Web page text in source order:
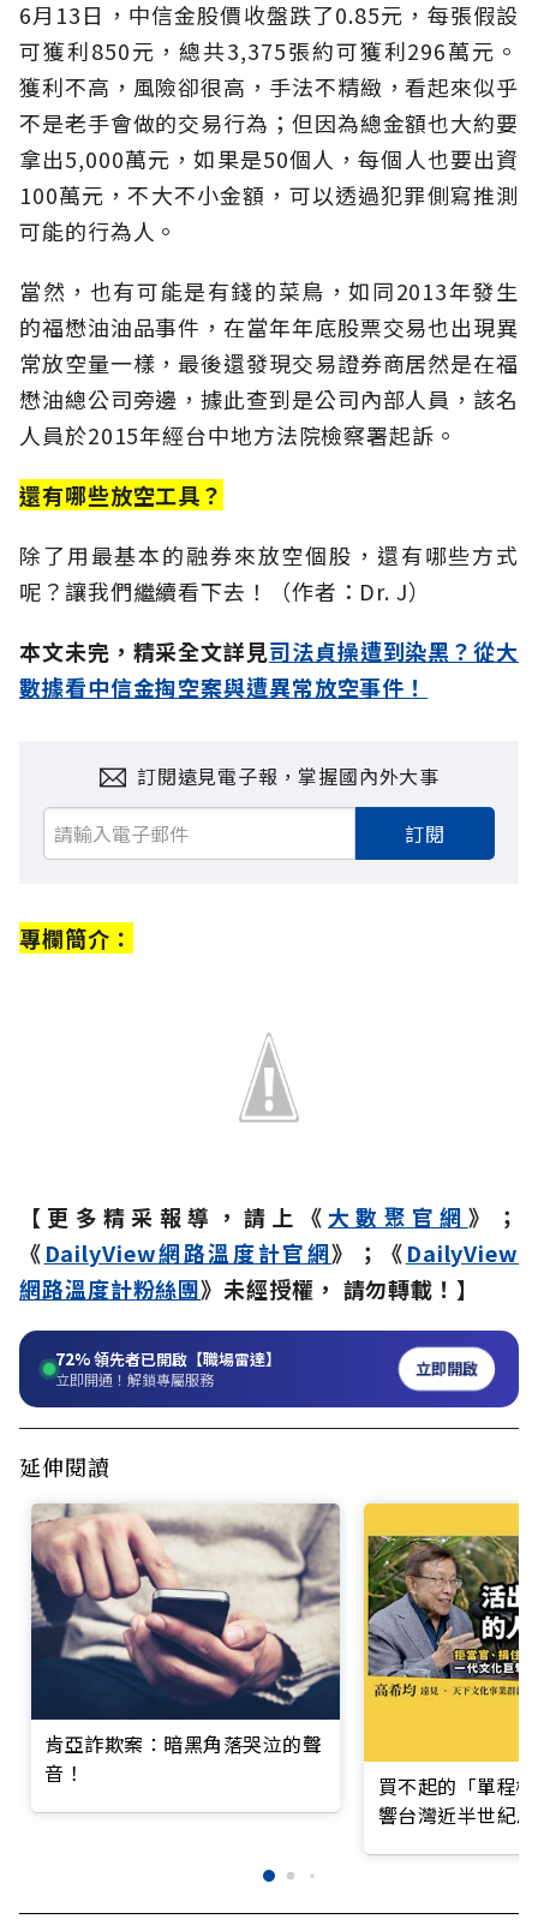
6月13日，中信金股價收盤跌了0.85元，每張假設
可獲利850元，總共3,375張約可獲利296萬元。
獲利不高，風險卻很高，手法不精緻，看起來似乎
不是老手會做的交易行為；但因為總金額也大約要
拿出5,000萬元，如果是50個人，每個人也要出資
100萬元，不大不小金額，可以透過犯罪側寫推測
可能的行為人。
當然，也有可能是有錢的菜鳥，如同2013年發生
的福懋油油品事件，在當年年底股票交易也出現異
常放空量一樣，最後還發現交易證券商居然是在福
懋油總公司旁邊，據此查到是公司內部人員，該名
人員於2015年經台中地方法院檢察署起訴。
還有哪些放空工具？
除了用最基本的融券來放空個股，還有哪些方式
呢？讓我們繼續看下去！（作者：Dr. J）
本文未完，精采全文詳見司法貞操遭到染黑？從大
數據看中信金掏空案與遭異常放空事件！
訂閱遠見電子報，掌握國內外大事
訂閱
專欄簡介：
【更多精采報導，請上《 大數聚官網 》；
《DailyView網路溫度計官網》；《DailyView
網路溫度計粉絲團》未經授權， 請勿轉載！】
72%領先者已開啟【職場雷達】
立即開通！解鎖專屬服務 立即開啟
延伸閱讀
肯亞詐欺案：暗黑角落哭泣的聲
音！
買不起的「單程
響台灣近半世紀